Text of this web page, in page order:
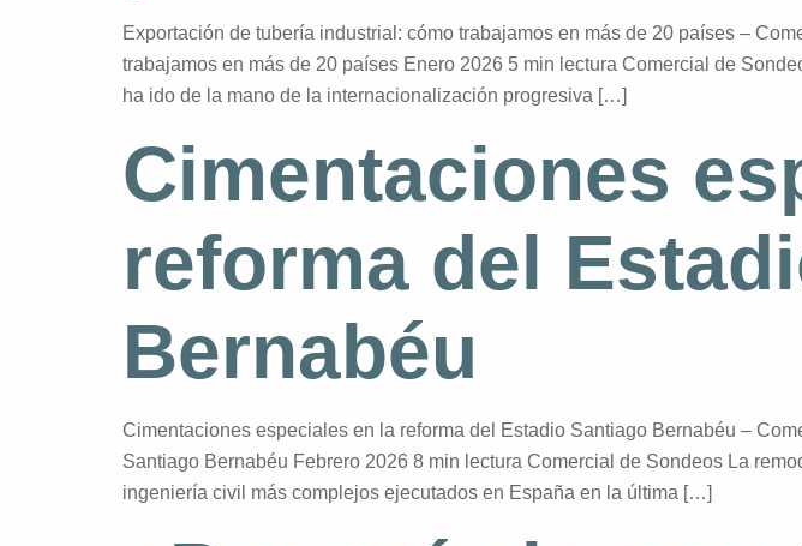
Exportación de tubería industrial: cómo trabajamos en más de 20 países –
trabajamos en más de 20 países Enero 2026 5 min lectura Comercial de
ha ido de la mano de la internacionalización progresiva […]
Cimentaciones
reforma del
Bernabéu
Cimentaciones especiales en la reforma del Estadio Santiago Bernabéu –
Santiago Bernabéu Febrero 2026 8 min lectura Comercial de Sondeos La
ingeniería civil más complejos ejecutados en España en la última […]